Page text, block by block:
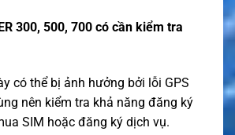
300, 500, 700 có cần kiểm tra
có thể bị ảnh hưởng bởi lỗi GPS
nên kiểm tra khả năng đăng ký
SIM hoặc đăng ký dịch vụ.